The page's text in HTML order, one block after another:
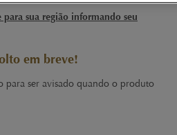
sua região informando seu
em breve!
para ser avisado quando o produto